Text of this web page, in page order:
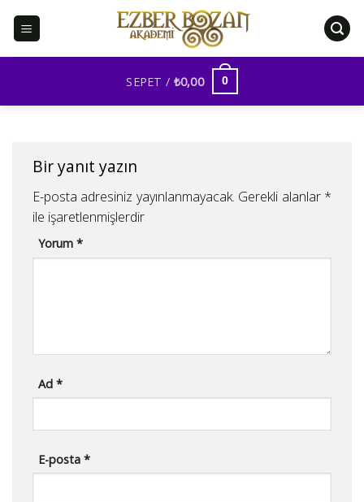
SEPET / ₺0,00 0
Bir yanıt yazın
E-posta adresiniz yayınlanmayacak. Gerekli alanlar *
ile işaretlenmişlerdir
Yorum*
Ad*
E-posta*